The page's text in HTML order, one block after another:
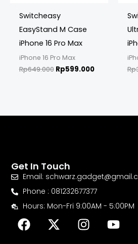
Switcheasy
EasyStand M Case
iPhone 16 Pro Max
iPhone 16 Pro Max
Rp649.000 Rp599.000 Rp
Get In Touch
Email:
Phone : 081232677377
Hours: Mon-Fri 9:00AM - 5:00PM
F
a
X
-
I
n
Y
o